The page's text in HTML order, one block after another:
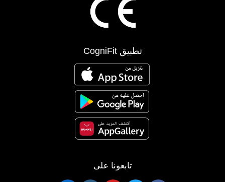
تطبيق CogniFit
تابعونا على